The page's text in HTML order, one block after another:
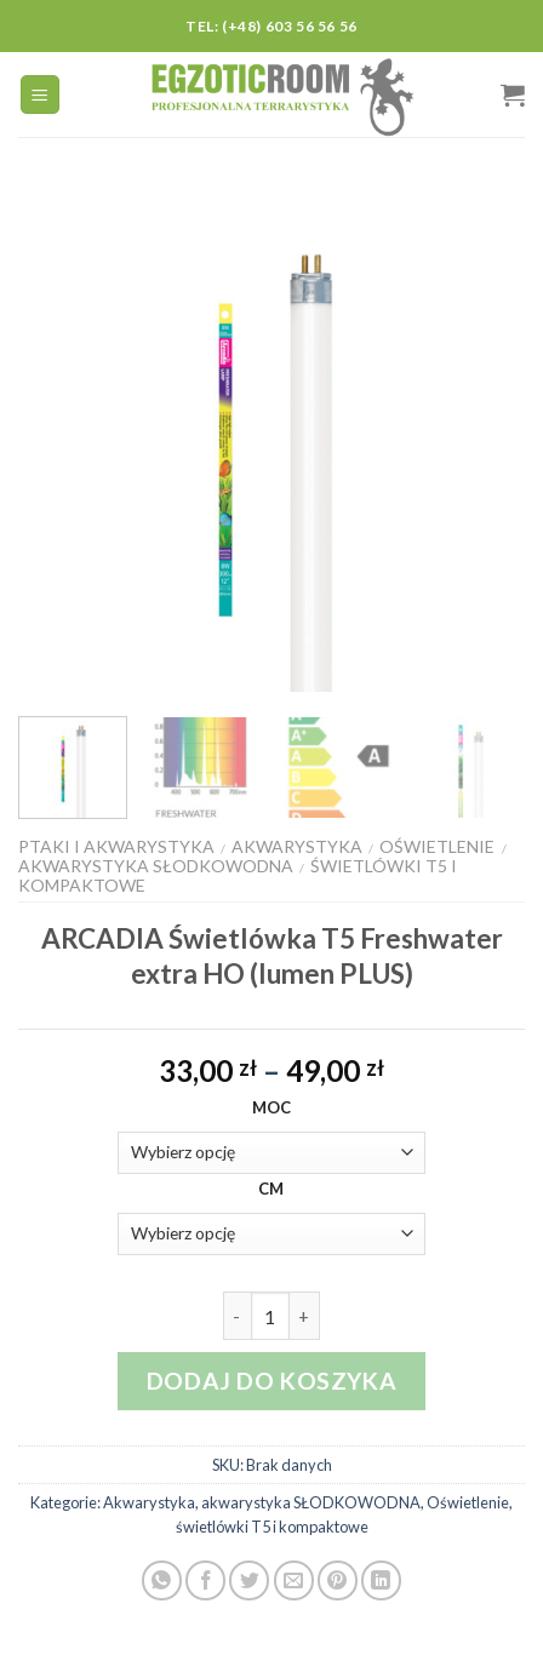
content
TEL: (+48) 603 56 56 56
PTAKI I AKWARYSTYKA / AKWARYSTYKA / OŚWIETLENIE /
AKWARYSTYKA SŁODKOWODNA / ŚWIETLÓWKI T5 I
KOMPAKTOWE
ARCADIA Świetlówka T5 Freshwater
extra HO (lumen PLUS)
33,00 zł – 49,00 złZakres
od
33,00 zł
do
49,00 zł
MOC
CM
DODAJ DO KOSZYKA
SKU:Brak danych
Kategorie:Akwarystyka, akwarystyka SŁODKOWODNA,Oświetlenie,
świetlówki T5 i kompaktowe